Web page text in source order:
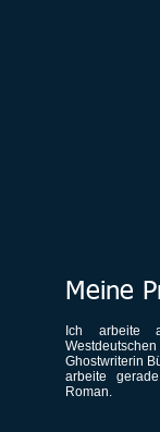
Meine
Ich arbeite
Ghostwriterin
arbeite
Roman.